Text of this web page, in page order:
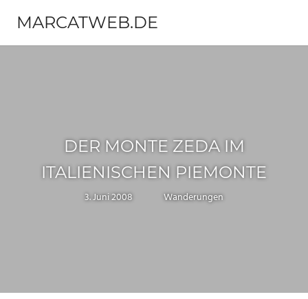
Inhalt
springen
MARCATWEB.DE
Fotografie
DER MONTE ZEDA IM
ITALIENISCHEN PIEMONTE
3. Juni 2008 Marc
Wanderungen